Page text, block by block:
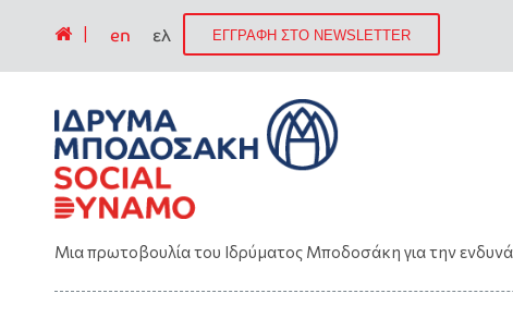
en ελ ΕΓΓΡΑΦΗ ΣΤΟ NEWSLETTER
Μια πρωτοβουλία του Ιδρύματος Μποδοσάκη για την